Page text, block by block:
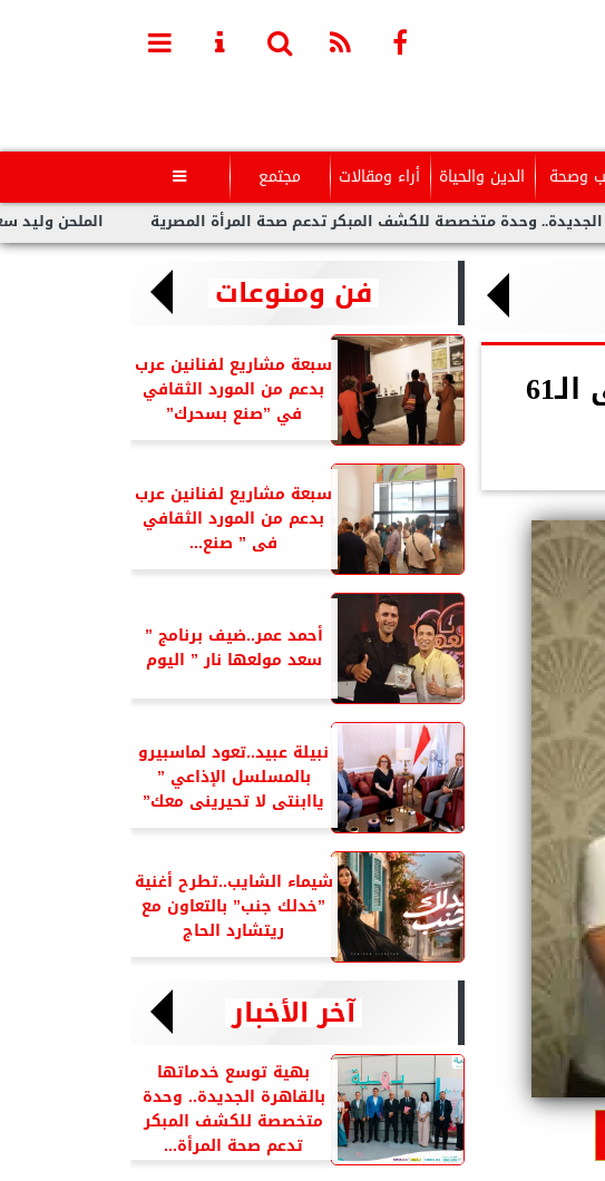
وصحة الدين والحياة أراء ومقالات مجتمع 
الملحن وليد سعد : أزمة متخصصة للكشف المبكر تدعم صحة المرأة المصرية
فيلم ”فيها إيه يعني” يتصدر شباك التذاكر ويتخطى الـ61
فن ومنوعات
سبعة مشاريع لفنانين عرب
بدعم من المورد الثقافي
في ”صنع بسحرك”
سبعة مشاريع لفنانين عرب
بدعم من المورد الثقافي
فى ” صنع...
أحمد عمر..ضيف برنامج ”
سعد مولعها نار ” اليوم
نبيلة عبيد..تعود لماسبيرو
بالمسلسل الإذاعي ”
ياابنتى لا تحيرينى معك”
شيماء الشايب..تطرح أغنية
”خدلك جنب” بالتعاون مع
ريتشارد الحاج
آخر الأخبار
بهية توسع خدماتها
بالقاهرة الجديدة.. وحدة
متخصصة للكشف المبكر
تدعم صحة المرأة...